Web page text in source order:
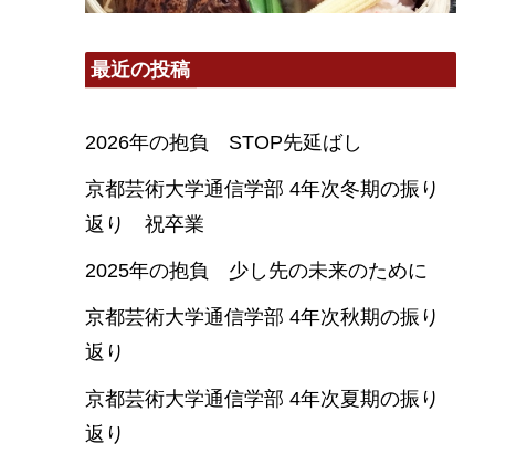
最近の投稿
2026年の抱負 STOP先延ばし
京都芸術大学通信学部 4年次冬期の振り
返り 祝卒業
2025年の抱負 少し先の未来のために
京都芸術大学通信学部 4年次秋期の振り
返り
京都芸術大学通信学部 4年次夏期の振り
返り